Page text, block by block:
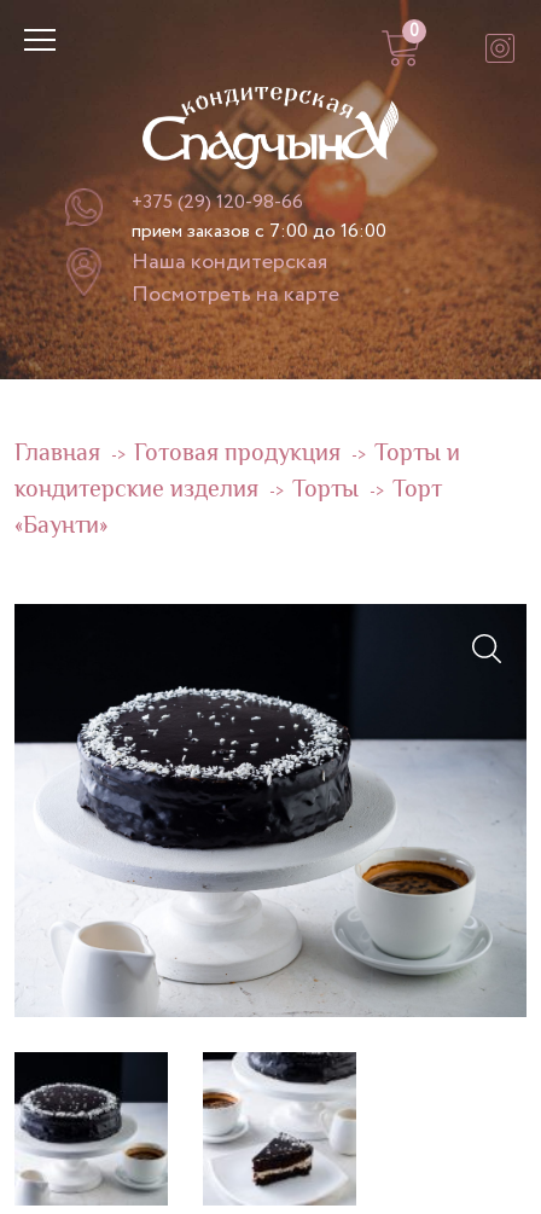
+375 (29) 120-98-66
прием заказов с 7:00 до 16:00
Наша кондитерская
Посмотреть на карте
0
Главная -> Готовая продукция -> Торты и
кондитерские изделия -> Торты -> Торт
«Баунти»